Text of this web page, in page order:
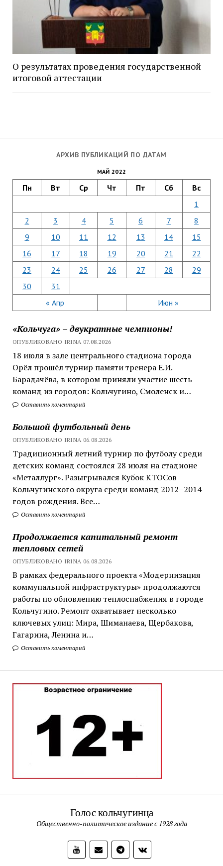
АРХИВ ПУБЛИКАЦИЙ ПО ДАТАМ
МАЙ 2022
Пн Вт Ср Чт Пт Сб Вс
« Апр Июн »
1
2
3 4 5 6 7
8
9
10 11 12 13 14
15
16
17 18 19 20 21
22
23
24 25 26 27 28
29
30
31
«Кольчуга» – двукратные чемпионы!
ОПУБЛИКОВАНО IRINA 07.08.2026
18 июля в зале центрального стадиона города
Орёл прошёл турнир памяти тренера Е.И.
Барадачёва, в котором приняли участие шесть
команд из городов: Кольчугино, Смоленск и…
Оставить коментарий
Большой футбольный день
ОПУБЛИКОВАНО IRINA 06.08.2026
Традиционный летний турнир по футболу среди
детских команд состоялся 28 июля на стадионе
«Металлург». Разыгрывался Кубок КТОСов
Кольчугинского округа среди команд 2012–2014
годов рождения. Все…
Оставить коментарий
Продолжается капитальный ремонт
тепловых сетей
ОПУБЛИКОВАНО IRINA 06.08.2026
В рамках федерального проекта «Модернизация
коммунальной инфраструктуры» продолжаются
работы по обновлению теплоснабжения в городе
Кольчугино. Ремонт охватывает несколько
ключевых улиц: Мира, Шиманаева, Щербакова,
Гагарина, Ленина и…
Оставить коментарий
О результатах проведения государственной
итоговой аттестации
Голос кольчугинца
Общественно-политическое издание с 1928 года